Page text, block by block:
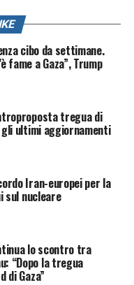
cibo da settimane.
fame a Gaza”, Trump
tregua di
gli ultimi aggiornamenti
Iran-europei per la
sul nucleare
lo scontro tra
“Dopo la tregua
di Gaza”